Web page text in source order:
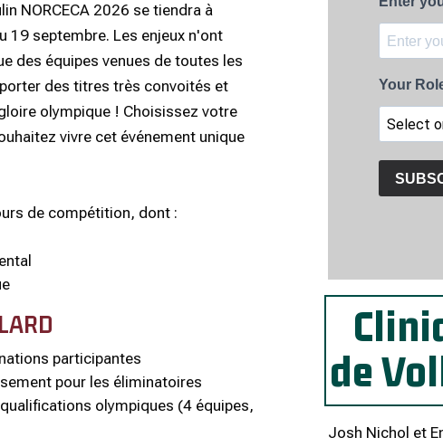
NORCECA 2026 se tiendra à
19 septembre. Les enjeux n'ont
des équipes venues de toutes les
des titres très convoités et
olympique ! Choisissez votre
vivre cet événement unique
de compétition, dont :
participantes
pour les éliminatoires
olympiques (4 équipes,
de
Josh Nichol et